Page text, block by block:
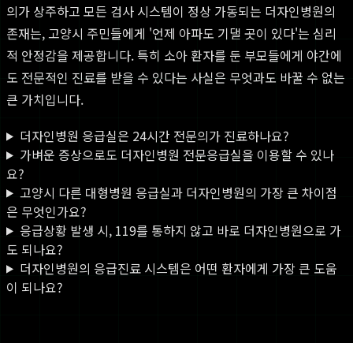
의가 상주하고 모든 검사 시스템이 정상 가동되는 더자인병원의
존재는, 고양시 주민들에게 '언제 아파도 기댈 곳이 있다'는 심리
적 안정감을 제공합니다. 특히 소아 환자를 둔 부모들에게 야간에
도 전문적인 진료를 받을 수 있다는 사실은 무엇과도 바꿀 수 없는
큰 가치입니다.
더자인병원 응급실은 24시간 전문의가 진료하나요?
가벼운 증상으로도 더자인병원 전문응급실을 이용할 수 있나
요?
고양시 다른 대형병원 응급실과 더자인병원의 가장 큰 차이점
은 무엇인가요?
응급상황 발생 시, 119를 통하지 않고 바로 더자인병원으로 가
도 되나요?
더자인병원의 응급진료 시스템은 어떤 환자에게 가장 큰 도움
이 되나요?